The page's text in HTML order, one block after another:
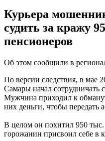
09.08.2026 | 15:35
Где в Самаре приведут в
адресов
09.08.2026 | 15:31
Нападающий КС рассказал
тренером
09.08.2026 | 15:05
Вратарь Гудиев рассказал о
"Локомотивом"
09.08.2026 | 14:25
В Красноглинском районе
ребенка
09.08.2026 | 14:16
В России могут отменить
09.08.2026 | 12:35
Курьера
судить за кражу
пенсионеров
Об этом сообщили в
По версии следствия, в мае
Самары начал
Мужчина приходил к
них деньги, чтобы передать
В целом он похитил 950 тыс.
горожанин присвоил себе в